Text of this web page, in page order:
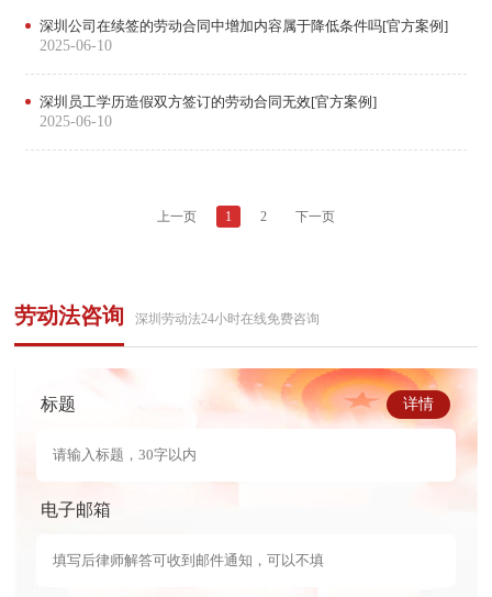
深圳公司在续签的劳动合同中增加内容属于降低条件吗[官方案例]
2025-06-10
深圳员工学历造假双方签订的劳动合同无效[官方案例]
2025-06-10
上一页 1 2 下一页
劳动法咨询 深圳劳动法24小时在线免费咨询
详情
标题
电子邮箱